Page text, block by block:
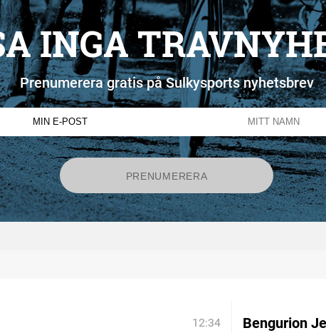
INGA
Prenumerera gratis på Sulkysports nyhetsbrev
12:34 Bengurion